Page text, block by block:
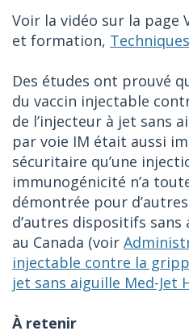
Voir la vidéo sur la page
et formation,
Des études ont prouvé
du vaccin injectable
de l’injecteur à jet sans
par voie IM était aussi
sécuritaire qu’une
immunogénicité n’a
démontrée pour
d’autres dispositifs
au Canada (voir
injectable contre la
jet sans aiguille Med-Jet
À retenir